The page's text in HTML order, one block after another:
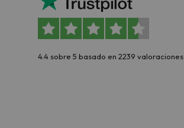
4.4 sobre 5 basado en 2239 valoraciones